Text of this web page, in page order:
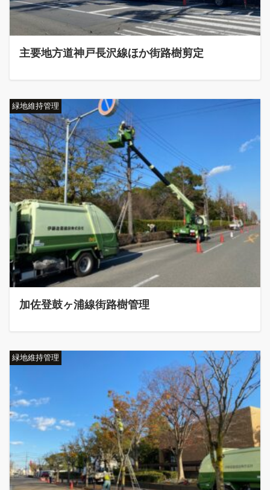
主要地方道神戸長沢線ほか街路樹剪定
緑地維持管理
加佐登鼓ヶ浦線街路樹管理
緑地維持管理